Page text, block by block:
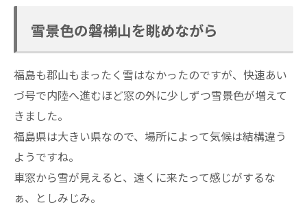
雪景色の磐梯山を眺めながら
福島も郡山もまったく雪はなかったのですが、快速あい
づ号で内陸へ進むほど窓の外に少しずつ雪景色が増えて
きました。
福島県は大きい県なので、場所によって気候は結構違う
ようですね。
車窓から雪が見えると、遠くに来たって感じがするな
ぁ、としみじみ。